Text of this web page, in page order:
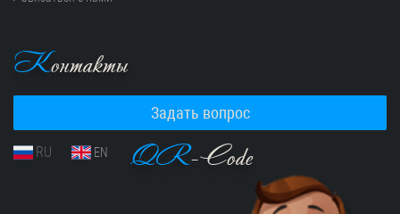
Контакты
Задать вопрос
RU EN QR-Code